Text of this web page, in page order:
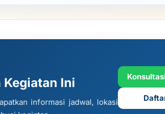
Ini
informasi jadwal, lokasi